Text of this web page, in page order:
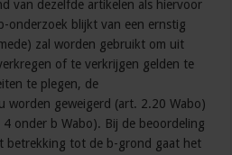
van dezelfde artikelen als hiervoor
onderzoek blijkt van een ernstig
zal worden gebruikt om uit
of te verkrijgen gelden te
te plegen, de
worden geweigerd (art. 2.20 Wabo)
onder b Wabo). Bij de beoordeling
betrekking tot de b-grond gaat het